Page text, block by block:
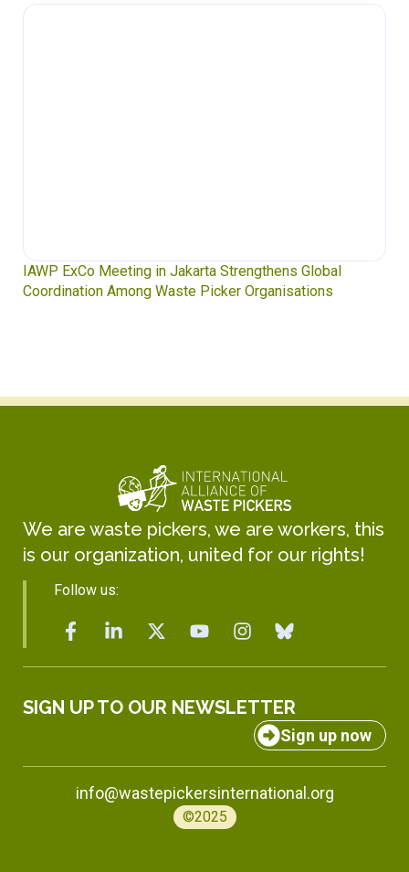
IAWP ExCo Meeting in Jakarta Strengthens Global
Coordination Among Waste Picker Organisations
We are waste pickers, we are workers, this
is our organization, united for our rights!
Follow us:
SIGN UP TO OUR NEWSLETTER
Sign up now
info@wastepickersinternational.org
©2025